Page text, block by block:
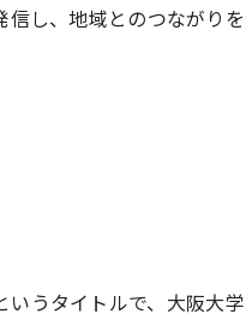
し、地域とのつながり
うタイトルで、大阪大